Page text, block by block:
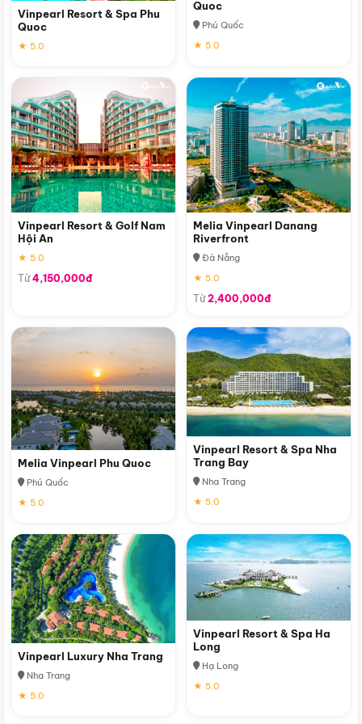
Vinpearl Resort & Spa Phu
Quoc
★ 5.0
Quoc
Phú Quốc
★ 5.0
Vinpearl Resort & Golf Nam
Hội An
★ 5.0
Từ4,150,000đ
Melia Vinpearl Danang
Riverfront
Đà Nẵng
★ 5.0
Từ2,400,000đ
Melia Vinpearl Phu Quoc
Phú Quốc
★ 5.0
Vinpearl Resort & Spa Nha
Trang Bay
Nha Trang
★ 5.0
Vinpearl Luxury Nha Trang
Nha Trang
★ 5.0
Vinpearl Resort & Spa Ha
Long
Hạ Long
★ 5.0